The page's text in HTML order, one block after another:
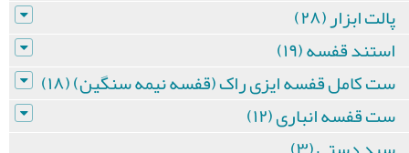
پالت ابزار (۲۸)
استند قفسه (۱۹)
ست کامل قفسه ایزی راک (قفسه نیمه سنگین) (۱۸)
ست قفسه انباری (۱۲)